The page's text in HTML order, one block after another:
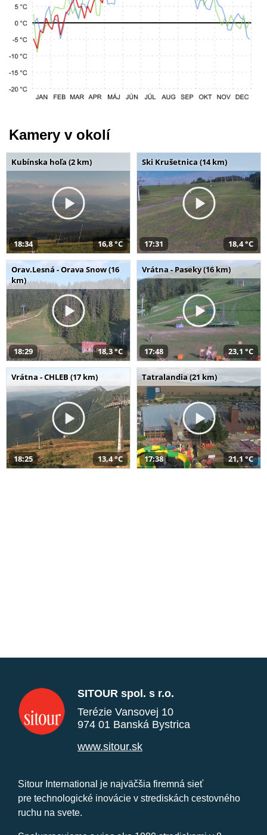
Kamery v okolí
Kubínska hoľa (2 km)
18:34 16,8 °C
Ski Krušetnica (14 km)
17:31 18,4 °C
Orav.Lesná - Orava Snow (16
km)
18:29 18,3 °C
Vrátna - Paseky (16 km)
17:48 23,1 °C
Vrátna - CHLEB (17 km)
18:25 13,4 °C
Tatralandia (21 km)
17:38 21,1 °C
SITOUR spol. s r.o.
Terézie Vansovej 10
974 01 Banská Bystrica
www.sitour.sk
Sitour International je najväčšia firemná sieť
pre technologické inovácie v strediskách cestovného
ruchu na svete.